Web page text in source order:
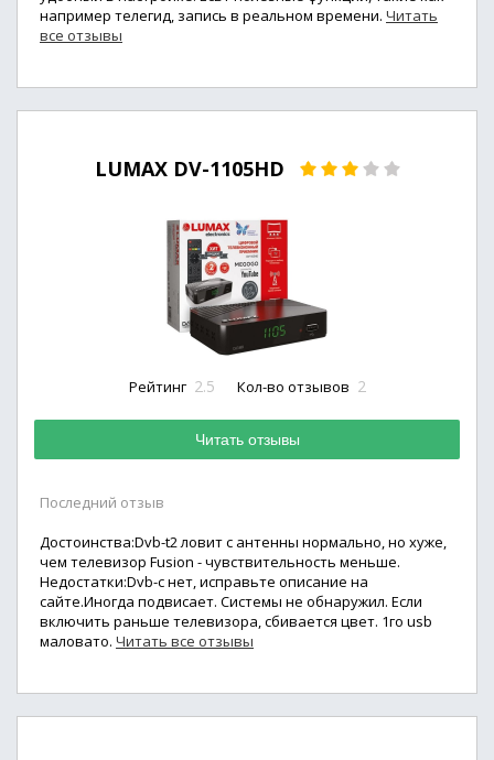
например телегид, запись в реальном времени. Читать
все отзывы
LUMAX DV-1105HD
Рейтинг 2.5 Кол-во отзывов 2
Читать отзывы
Последний отзыв
Достоинства:Dvb-t2 ловит с антенны нормально, но хуже,
чем телевизор Fusion - чувствительность меньше.
Недостатки:Dvb-c нет, исправьте описание на
сайте.Иногда подвисает. Системы не обнаружил. Если
включить раньше телевизора, сбивается цвет. 1го usb
маловато. Читать все отзывы